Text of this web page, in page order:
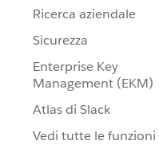
Ricerca aziendale
Sicurezza
Enterprise Key
Management (EKM)
Atlas di Slack
Vedi tutte le funzioni